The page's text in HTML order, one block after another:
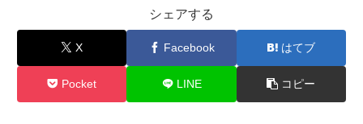
シェアする
X Facebook はてブ
Pocket LINE コピー